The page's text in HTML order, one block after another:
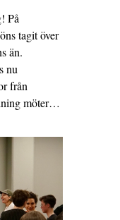
På
tagit över
än.
nu
från
möter…